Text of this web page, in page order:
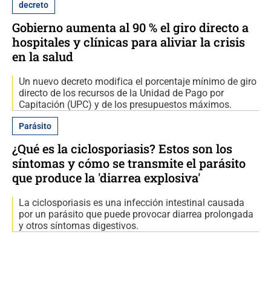
decreto
Gobierno aumenta al 90 % el giro directo a
hospitales y clínicas para aliviar la crisis
en la salud
Un nuevo decreto modifica el porcentaje mínimo de giro
directo de los recursos de la Unidad de Pago por
Capitación (UPC) y de los presupuestos máximos.
Parásito
¿Qué es la ciclosporiasis? Estos son los
síntomas y cómo se transmite el parásito
que produce la 'diarrea explosiva'
La ciclosporiasis es una infección intestinal causada
por un parásito que puede provocar diarrea prolongada
y otros síntomas digestivos.